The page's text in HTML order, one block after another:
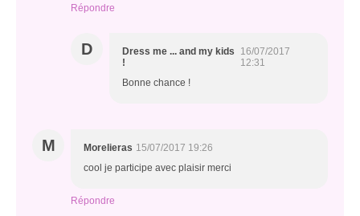
Répondre
D
Dress me ... and my kids
!
16/07/2017
12:31
Bonne chance !
M Morelieras 15/07/2017 19:26
cool je participe avec plaisir merci
Répondre